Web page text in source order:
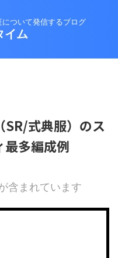
ついて発信するブログ
イム
SR/式典服）のス
最多編成例
含まれています